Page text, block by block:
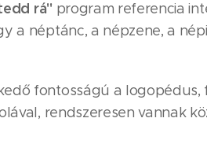
rá" program referencia
a néptánc, a népzene, a
fontosságú a
rendszeresen vannak